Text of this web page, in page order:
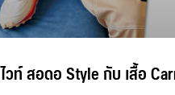
ไวท์ สอดอ Style กับ เสื้อ